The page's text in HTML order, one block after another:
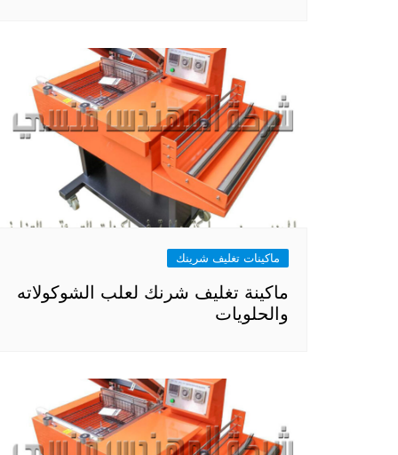
ماكينات تغليف شرينك
ماكينة تغليف شرنك لعلب الشوكولاته
والحلويات